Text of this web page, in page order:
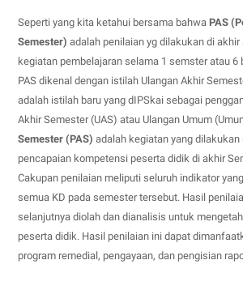
Seperti yang kita ketahui bersama bahwa PAS
Semester) adalah penilaian yg dilakukan di
kegiatan pembelajaran selama 1 semster atau 6
PAS dikenal dengan istilah Ulangan Akhir
adalah istilah baru yang dIPSkai sebagai
Akhir Semester (UAS) atau Ulangan Umum
Semester (PAS) adalah kegiatan yang
pencapaian kompetensi peserta didik di akhir
Cakupan penilaian meliputi seluruh indikator
semua KD pada semester tersebut. Hasil
selanjutnya diolah dan dianalisis untuk
peserta didik. Hasil penilaian ini dapat
program remedial, pengayaan, dan pengisian